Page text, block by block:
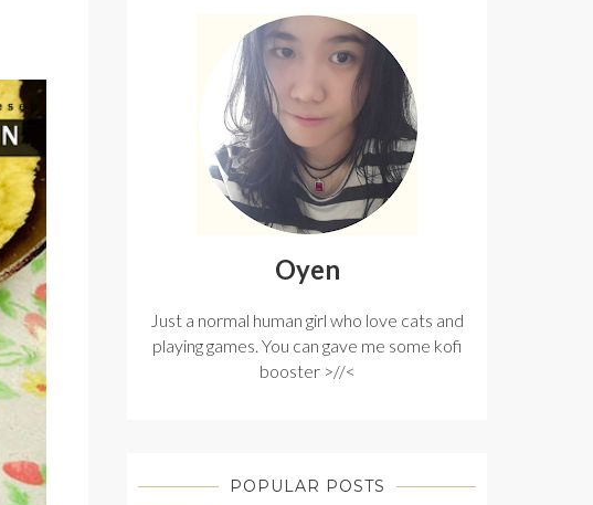
Oyen
Just a normal human girl who love cats and
playing games. You can gave me some kofi
booster >//<
POPULAR POSTS